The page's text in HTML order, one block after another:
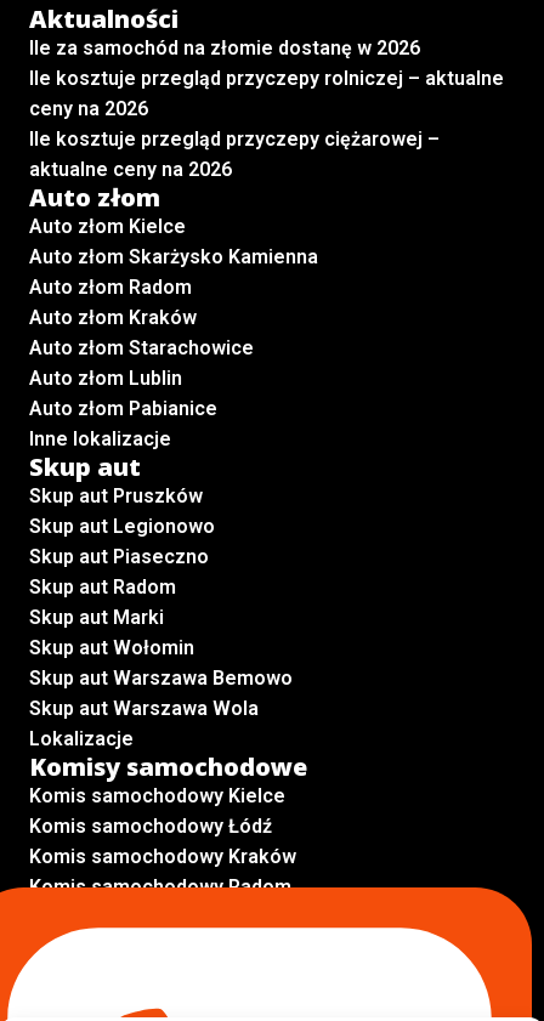
Aktualności
Ile za samochód na złomie dostanę w 2026
Ile kosztuje przegląd przyczepy rolniczej – aktualne
ceny na 2026
Ile kosztuje przegląd przyczepy ciężarowej –
aktualne ceny na 2026
Auto złom
Auto złom Kielce
Auto złom Skarżysko Kamienna
Auto złom Radom
Auto złom Kraków
Auto złom Starachowice
Auto złom Lublin
Auto złom Pabianice
Inne lokalizacje
Skup aut
Skup aut Pruszków
Skup aut Legionowo
Skup aut Piaseczno
Skup aut Radom
Skup aut Marki
Skup aut Wołomin
Skup aut Warszawa Bemowo
Skup aut Warszawa Wola
Lokalizacje
Komisy samochodowe
Komis samochodowy Kielce
Komis samochodowy Łódź
Komis samochodowy Kraków
Komis samochodowy Radom
Komis samochodowy Opole
Komis samochodowy Sochaczew